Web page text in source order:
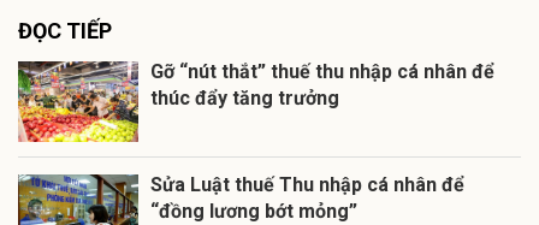
ĐỌC TIẾP
Gỡ “nút thắt” thuế thu nhập cá nhân để
thúc đẩy tăng trưởng
Sửa Luật thuế Thu nhập cá nhân để
“đồng lương bớt mỏng”